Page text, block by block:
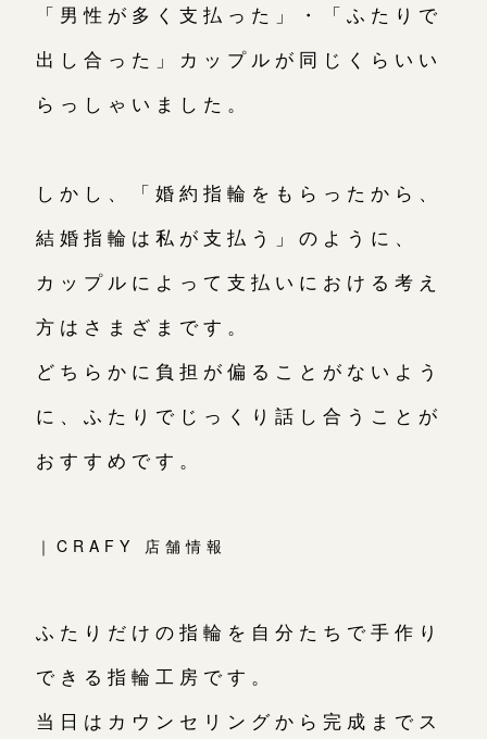
「男性が多く支払った」・「ふたりで
出し合った」カップルが同じくらいい
らっしゃいました。
しかし、「婚約指輪をもらったから、
結婚指輪は私が支払う」のように、
カップルによって支払いにおける考え
方はさまざまです。
どちらかに負担が偏ることがないよう
に、ふたりでじっくり話し合うことが
おすすめです。
｜CRAFY 店舗情報
ふたりだけの指輪を自分たちで手作り
できる指輪工房です。
当日はカウンセリングから完成までス